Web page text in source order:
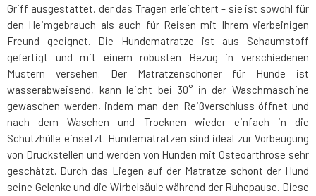
Griff ausgestattet, der das Tragen erleichtert - sie ist sowohl für
den Heimgebrauch als auch für Reisen mit Ihrem vierbeinigen
Freund geeignet. Die Hundematratze ist aus Schaumstoff
gefertigt und mit einem robusten Bezug in verschiedenen
Mustern versehen. Der Matratzenschoner für Hunde ist
wasserabweisend, kann leicht bei 30° in der Waschmaschine
gewaschen werden, indem man den Reißverschluss öffnet und
nach dem Waschen und Trocknen wieder einfach in die
Schutzhülle einsetzt. Hundematratzen sind ideal zur Vorbeugung
von Druckstellen und werden von Hunden mit Osteoarthrose sehr
geschätzt. Durch das Liegen auf der Matratze schont der Hund
seine Gelenke und die Wirbelsäule während der Ruhepause. Diese